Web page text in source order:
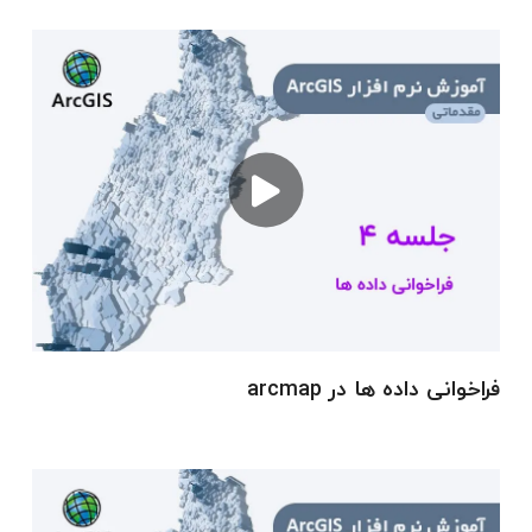
در این بخش، پنجره ها، منوها، نوار ابزارها و قابلیت
های مهم محیط ArcMap معرفی می شود تا کاربر با
فضای کاری نرم افزار کاملاً آشنا شود.
در سیستم اطلاعات جغرافیایی، داده ها به دو دسته
کلی داده های مکانی (Spatial) و داده های توصیفی
(Attribute) تقسیم می شوند. در این بخش، انواع
فراخوانی داده ها در arcmap